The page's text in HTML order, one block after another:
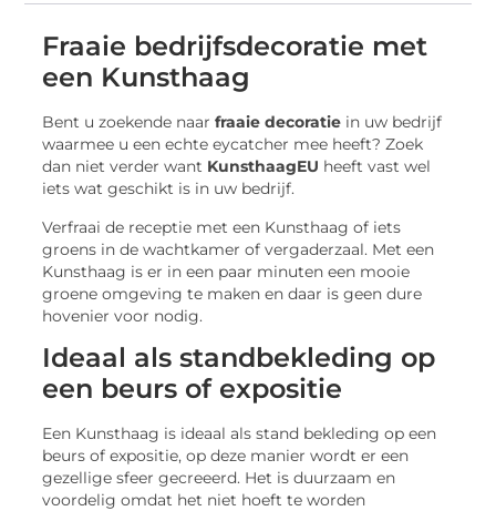
Fraaie bedrijfsdecoratie met
een Kunsthaag
Bent u zoekende naarfraaie decoratie in uw bedrijf
waarmee u een echte eycatcher mee heeft? Zoek
dan niet verder want KunsthaagEU heeft vast wel
iets wat geschikt is in uw bedrijf.
Verfraai de receptie met een Kunsthaag of iets
groens in de wachtkamer of vergaderzaal. Met een
Kunsthaag is er in een paar minuten een mooie
groene omgeving te maken en daar is geen dure
hovenier voor nodig.
Ideaal als standbekleding op
een beurs of expositie
Een Kunsthaag is ideaal als stand bekleding op een
beurs of expositie, op deze manier wordt er een
gezellige sfeer gecreeerd. Het is duurzaam en
voordelig omdat het niet hoeft te worden